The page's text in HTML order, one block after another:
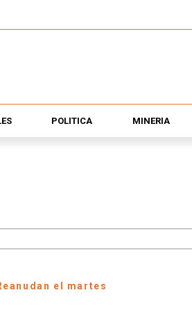
POLÍTICA MINERÍA
el martes